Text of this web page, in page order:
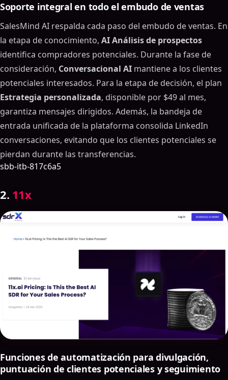
Soporte integral en todo el embudo de ventas
SalesMind AI respalda cada paso del embudo de ventas. En
la etapa de conocimiento, AI Análisis de prospectos
identifica compradores potenciales. Durante la fase de
consideración, Conversacional AI mantiene a los clientes
potenciales interesados. Para la etapa de decisión, el plan
Estrategia personalizada, disponible por $49 al mes,
garantiza mensajes dirigidos. Además, la bandeja de
entrada unificada de la plataforma consolida LinkedIn
conversaciones, evitando que los clientes potenciales se
pierdan durante las transferencias.
sbb-itb-817c6a5
2. 11x
Funciones de automatización para divulgación,
puntuación de clientes potenciales y seguimiento